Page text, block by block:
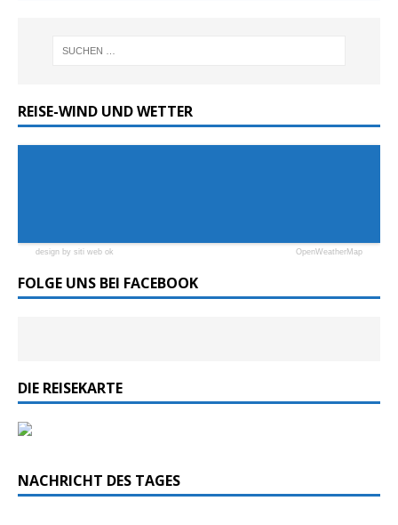
REISE-WIND UND WETTER
design by siti web ok OpenWeatherMap
FOLGE UNS BEI FACEBOOK
DIE REISEKARTE
NACHRICHT DES TAGES